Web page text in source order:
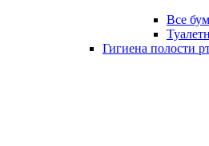
Все
Гигиена полости